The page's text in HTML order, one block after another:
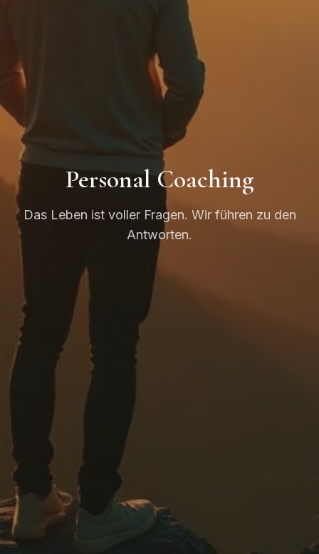
Personal Coaching
Das Leben ist voller Fragen. Wir führen zu den
Antworten.